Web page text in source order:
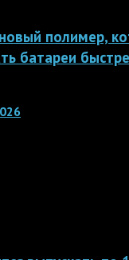
полимер,
батареи